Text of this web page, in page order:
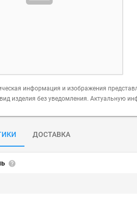
информация и изображения
изделия без уведомления. Актуальную
ДОСТАВКА